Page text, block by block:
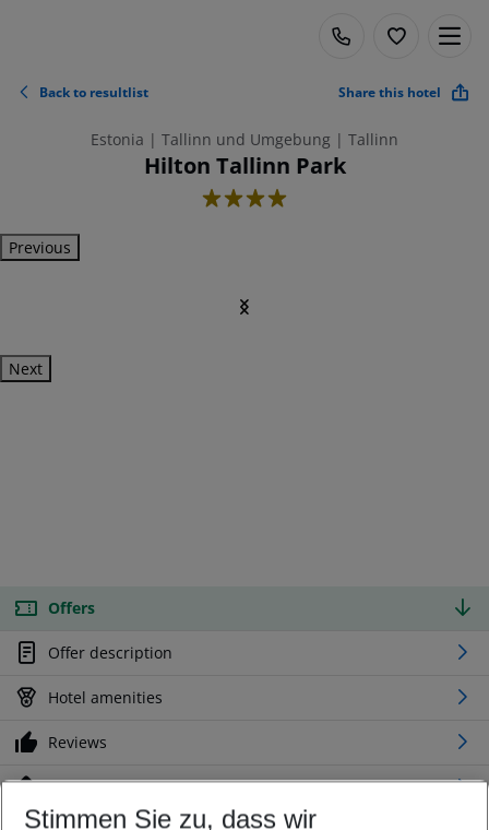
Back to resultlist Share this hotel
Estonia | Tallinn und Umgebung | Tallinn
Hilton Tallinn Park
4
Previous
Next
Offers
Offer description
Hotel amenities
Reviews
Location
Stimmen Sie zu, dass wir